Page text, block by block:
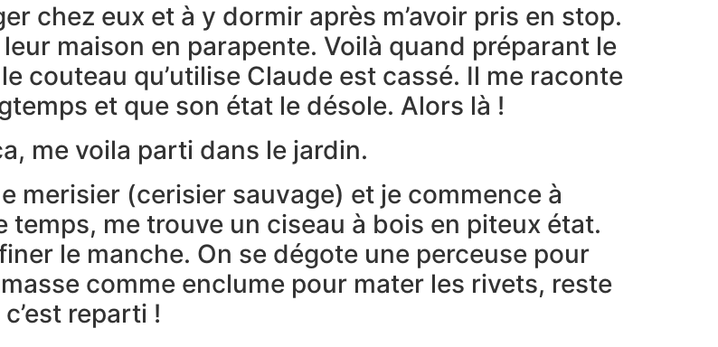
chez eux et à y dormir après m’avoir pris en stop.
leur maison en parapente. Voilà quand préparant le
couteau qu’utilise Claude est cassé. Il me raconte
et que son état le désole. Alors là !
me voila parti dans le jardin.
merisier (cerisier sauvage) et je commence à
me trouve un ciseau à bois en piteux état.
le manche. On se dégote une perceuse pour
comme enclume pour mater les rivets, reste
reparti !